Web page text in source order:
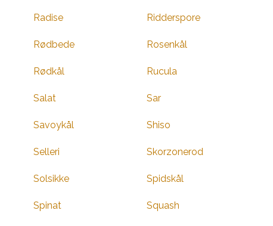
Radise Ridderspore
Rødbede Rosenkål
Rødkål Rucula
Salat Sar
Savoykål Shiso
Selleri Skorzonerod
Solsikke Spidskål
Spinat Squash